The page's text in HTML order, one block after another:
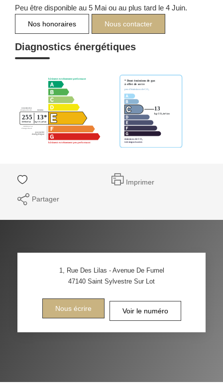
Peu être disponible au 5 Mai ou au plus tard le 4 Juin.
Nos honoraires Nous contacter
Diagnostics énergétiques
Imprimer
Partager
1, Rue Des Lilas - Avenue De Fumel
47140 Saint Sylvestre Sur Lot
Nous écrire Voir le numéro